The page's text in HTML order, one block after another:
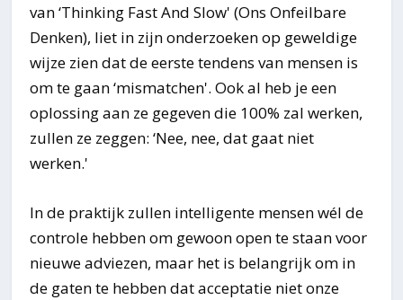
van ‘Thinking Fast And Slow' (Ons Onfeilbare
Denken), liet in zijn onderzoeken op geweldige
wijze zien dat de eerste tendens van mensen is
om te gaan ‘mismatchen'. Ook al heb je een
oplossing aan ze gegeven die 100% zal werken,
zullen ze zeggen: ‘Nee, nee, dat gaat niet
werken.'
In de praktijk zullen intelligente mensen wél de
controle hebben om gewoon open te staan voor
nieuwe adviezen, maar het is belangrijk om in
de gaten te hebben dat acceptatie niet onze